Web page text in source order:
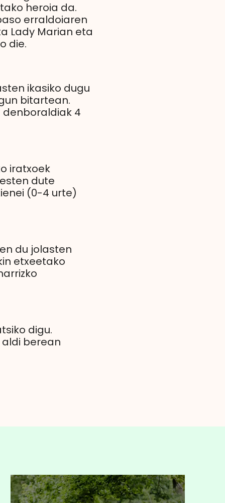
heroia da.
erraldoiaren
Lady Marian eta
die.
ikasiko dugu
bitartean.
denboraldiak 4
iratxoek
dute
(0-4 urte)
du jolasten
etxeetako
digu.
berean